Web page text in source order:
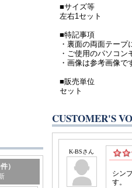
■サイズ等
左右1セット
■特記事項
・裏面の両面テープ
・ご使用のパソコ
・画像は参考画像で
■販売単位
セット
CUSTOMER'S